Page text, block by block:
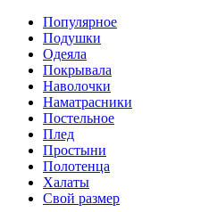
Популярное
Подушки
Одеяла
Покрывала
Наволочки
Наматрасники
Постельное
Плед
Простыни
Полотенца
Халаты
Свой размер